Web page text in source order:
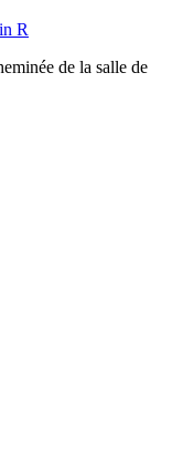
R
de la salle de